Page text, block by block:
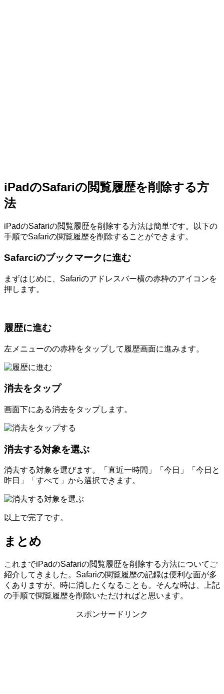
iPadのSafariの閲覧履歴を削除する方
法
iPadのSafariの閲覧履歴を削除する方法は簡単です。以下の
手順でSafariの閲覧履歴を削除することができます。
Safarciのブックマークに進む
まずはじめに、Safariのアドレスバー横の赤枠のアイコンを
押します。
履歴に進む
左メニューのの赤枠をタップして履歴画面に進みます。
消去をタップ
画面下にある消去をタップします。
消去する対象を選ぶ
消去する対象を選びます。「直近一時間」「今日」「今日と
昨日」「すべて」から選択できます。
以上で完了です。
まとめ
これまでiPadのSafariの閲覧履歴を削除する方法についてご
紹介してきました。Safariの閲覧履歴の記録は便利な面が多
くありますが、時に消したくなることも。そんな時は、上記
の手順で閲覧履歴を削除いただければと思います。
スポンサードリンク